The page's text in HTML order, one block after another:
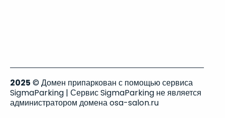
2025 © Домен припаркован с помощью сервиса
SigmaParking | Сервис SigmaParking не является
администратором домена osa-salon.ru